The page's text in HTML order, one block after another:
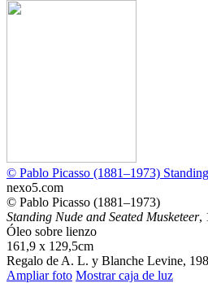
© Pablo Picasso (1881–1973)
nexo5.com
© Pablo Picasso (1881–1973)
Standing Nude and Seated Musketeer,
Óleo sobre lienzo
161,9 x 129,5cm
Regalo de A. L. y Blanche Levine,
Ampliar foto Mostrar caja de luz